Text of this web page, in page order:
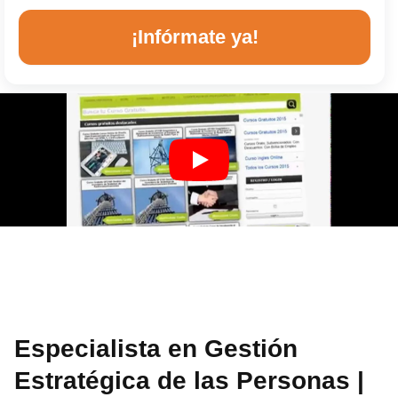
¡Infórmate ya!
Especialista en Gestión
Estratégica de las Personas |